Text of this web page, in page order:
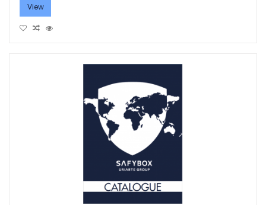
View